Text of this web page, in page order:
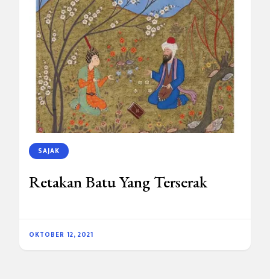
SAJAK
Retakan Batu Yang Terserak
OKTOBER 12, 2021